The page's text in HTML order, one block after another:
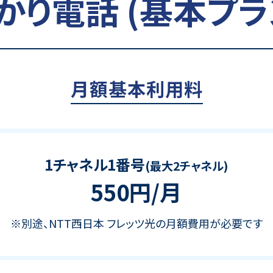
月額基本利用料
1チャネル1番号(最大2チャネル)
550円/月
※別途、NTT西日本 フレッツ光の月額費用が必要です